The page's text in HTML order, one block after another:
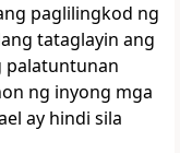
paglilingkod ng
tataglayin ang
palatuntunan
ng inyong mga
ay hindi sila